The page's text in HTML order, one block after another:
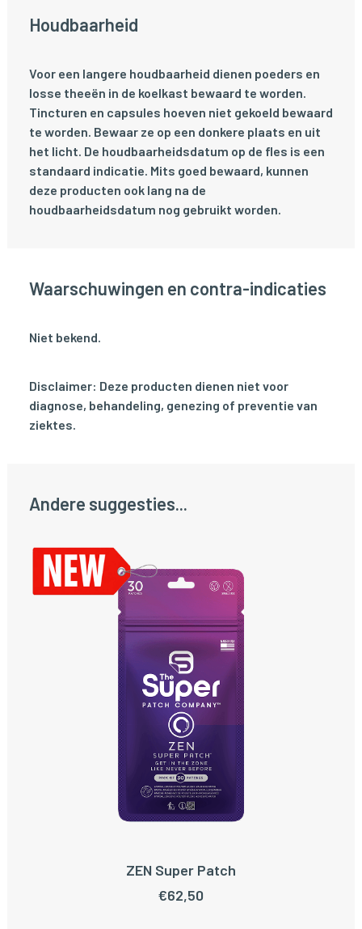
Houdbaarheid
Voor een langere houdbaarheid dienen poeders en
losse theeën in de koelkast bewaard te worden.
Tincturen en capsules hoeven niet gekoeld bewaard
te worden. Bewaar ze op een donkere plaats en uit
het licht. De houdbaarheidsdatum op de fles is een
standaard indicatie. Mits goed bewaard, kunnen
deze producten ook lang na de
houdbaarheidsdatum nog gebruikt worden.
Waarschuwingen en contra-indicaties
Niet bekend.
Disclaimer: Deze producten dienen niet voor
diagnose, behandeling, genezing of preventie van
ziektes.
Andere suggesties...
TOEVOEGEN AAN WINKELWAGEN
ZEN Super Patch
€62,50